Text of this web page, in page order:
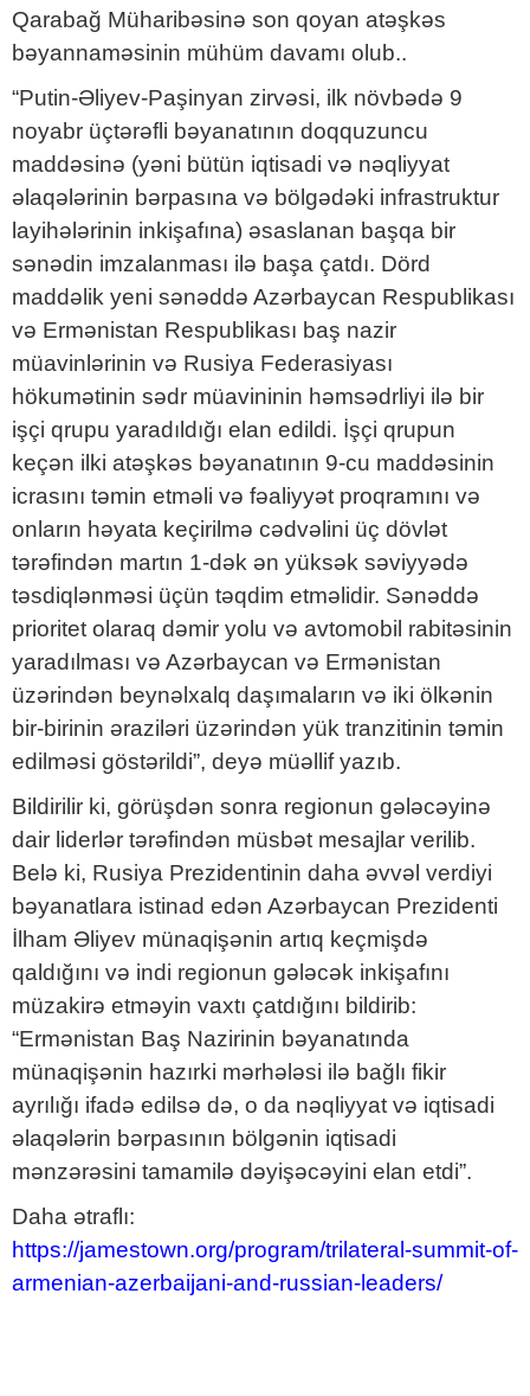
Qarabağ Müharibəsinə son qoyan atəşkəs
bəyannaməsinin mühüm davamı olub..
“Putin-Əliyev-Paşinyan zirvəsi, ilk növbədə 9
noyabr üçtərəfli bəyanatının doqquzuncu
maddəsinə (yəni bütün iqtisadi və nəqliyyat
əlaqələrinin bərpasına və bölgədəki infrastruktur
layihələrinin inkişafına) əsaslanan başqa bir
sənədin imzalanması ilə başa çatdı. Dörd
maddəlik yeni sənəddə Azərbaycan Respublikası
və Ermənistan Respublikası baş nazir
müavinlərinin və Rusiya Federasiyası
hökumətinin sədr müavininin həmsədrliyi ilə bir
işçi qrupu yaradıldığı elan edildi. İşçi qrupun
keçən ilki atəşkəs bəyanatının 9-cu maddəsinin
icrasını təmin etməli və fəaliyyət proqramını və
onların həyata keçirilmə cədvəlini üç dövlət
tərəfindən martın 1-dək ən yüksək səviyyədə
təsdiqlənməsi üçün təqdim etməlidir. Sənəddə
prioritet olaraq dəmir yolu və avtomobil rabitəsinin
yaradılması və Azərbaycan və Ermənistan
üzərindən beynəlxalq daşımaların və iki ölkənin
bir-birinin əraziləri üzərindən yük tranzitinin təmin
edilməsi göstərildi”, deyə müəllif yazıb.
Bildirilir ki, görüşdən sonra regionun gələcəyinə
dair liderlər tərəfindən müsbət mesajlar verilib.
Belə ki, Rusiya Prezidentinin daha əvvəl verdiyi
bəyanatlara istinad edən Azərbaycan Prezidenti
İlham Əliyev münaqişənin artıq keçmişdə
qaldığını və indi regionun gələcək inkişafını
müzakirə etməyin vaxtı çatdığını bildirib:
“Ermənistan Baş Nazirinin bəyanatında
münaqişənin hazırki mərhələsi ilə bağlı fikir
ayrılığı ifadə edilsə də, o da nəqliyyat və iqtisadi
əlaqələrin bərpasının bölgənin iqtisadi
mənzərəsini tamamilə dəyişəcəyini elan etdi”.
Daha ətraflı:
https://jamestown.org/program/trilateral-summit-of-
armenian-azerbaijani-and-russian-leaders/